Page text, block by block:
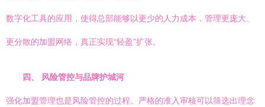
数字化工具的应用，使得总部能够以更少的人力成本，管理更庞大、
更分散的加盟网络，真正实现“轻盈”扩张。
四、 风险管控与品牌护城河
强化加盟管理也是风险管控的过程。严格的准入审核可以筛选出理念